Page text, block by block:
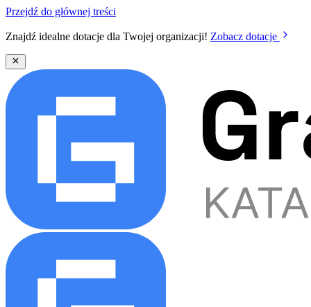
Przejdź do głównej treści
Znajdź idealne dotacje dla Twojej organizacji! Zobacz dotacje